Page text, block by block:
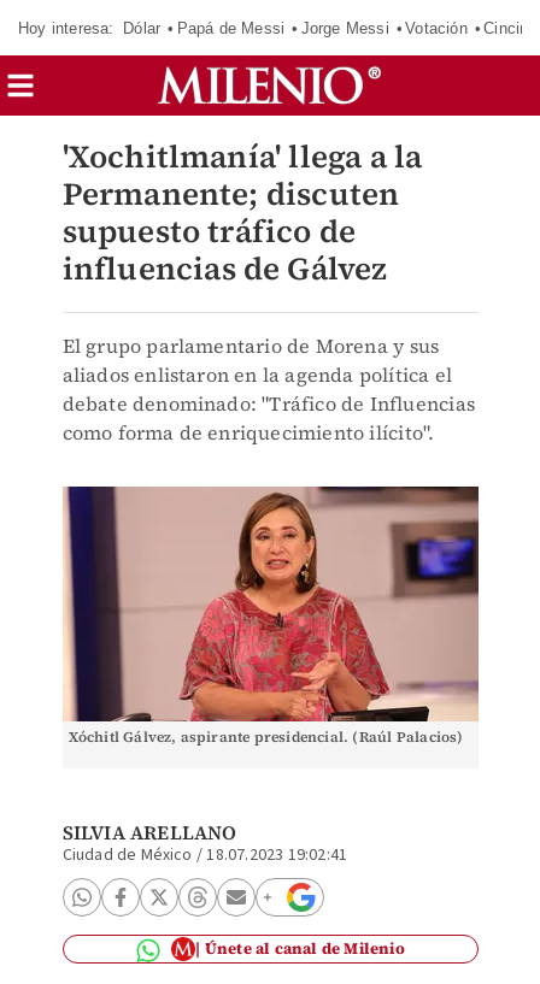
Hoy interesa: Dólar Papá de Messi Jorge Messi Votación
'Xochitlmanía' llega a la
Permanente; discuten
supuesto tráfico de
influencias de Gálvez
El grupo parlamentario de Morena y sus
aliados enlistaron en la agenda política el
debate denominado: "Tráfico de Influencias
como forma de enriquecimiento ilícito".
Xóchitl Gálvez, aspirante presidencial. (Raúl Palacios)
SILVIA ARELLANO
Ciudad de México /18.07.2023 19:02:41
Únete al canal de Milenio